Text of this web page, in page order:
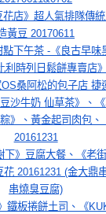
店》超人氣排隊傳
黃豆 20170611
下午茶 -《良古早味
利時列日鬆餅專賣店
桑阿松的包子店 捷
沙牛奶 仙草茶》、
》、黃金起司肉包、
20161231
下》豆腐大餐、《老
20161231 (金大鼎
串燒臭豆腐)
鐵板捲餅土司、《